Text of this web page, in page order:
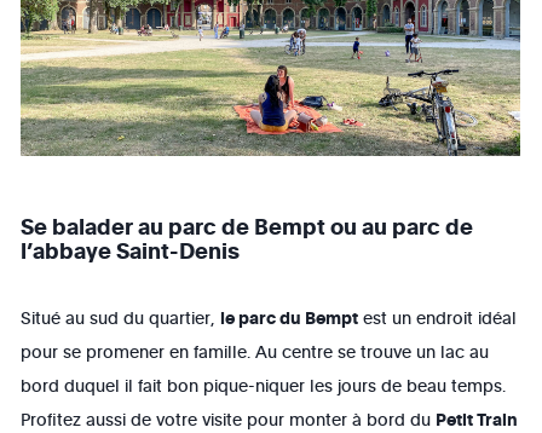
Se balader au parc de Bempt ou au parc de
l’abbaye Saint-Denis
Situé au sud du quartier, le parc du Bempt est un endroit idéal
pour se promener en famille. Au centre se trouve un lac au
bord duquel il fait bon pique-niquer les jours de beau temps.
Profitez aussi de votre visite pour monter à bord du Petit Train